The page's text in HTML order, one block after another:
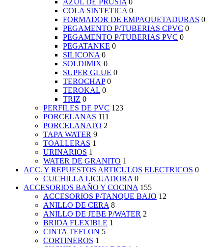
COLA SINTETICA 0
FORMADOR DE EMPAQUETADURAS 0
PEGAMENTO P/TUBERIAS CPVC 0
PEGAMENTO P/TUBERIAS PVC 0
PEGATANKE 0
SILICONA 0
SOLDIMIX 0
SUPER GLUE 0
TEROCHAP 0
TEROKAL 0
TRIZ 0
PERFILES DE PVC 123
PORCELANAS 111
PORCELANATO 2
TAPA WATER 9
TOALLERAS 1
URINARIOS 1
WATER DE GRANITO 1
ACC. Y REPUESTOS ARTICULOS ELECTRICOS 0
CUCHILLA LICUADORA 0
ACCESORIOS BAÑO Y COCINA 155
ACCESORIOS P/TANQUE BAJO 12
ANILLO DE CERA 8
ANILLO DE JEBE P/WATER 2
BRIDA FLEXIBLE 1
CINTA TEFLON 5
CORTINEROS 1